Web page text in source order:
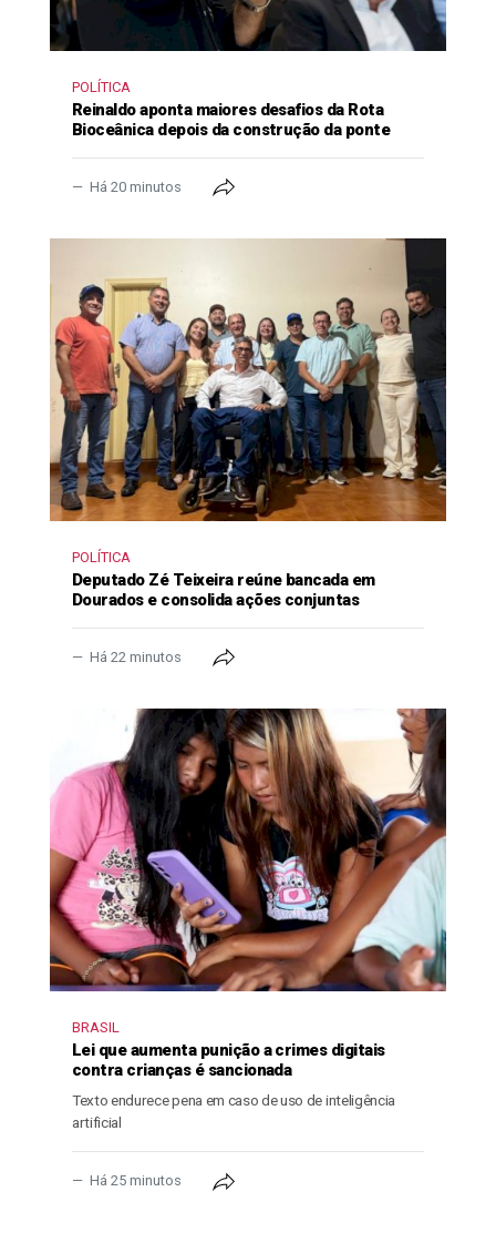
POLÍTICA
Reinaldo aponta maiores desafios da Rota
Bioceânica depois da construção da ponte
Há 20 minutos
POLÍTICA
Deputado Zé Teixeira reúne bancada em
Dourados e consolida ações conjuntas
Há 22 minutos
BRASIL
Lei que aumenta punição a crimes digitais
contra crianças é sancionada
Texto endurece pena em caso de uso de inteligência
artificial
Há 25 minutos